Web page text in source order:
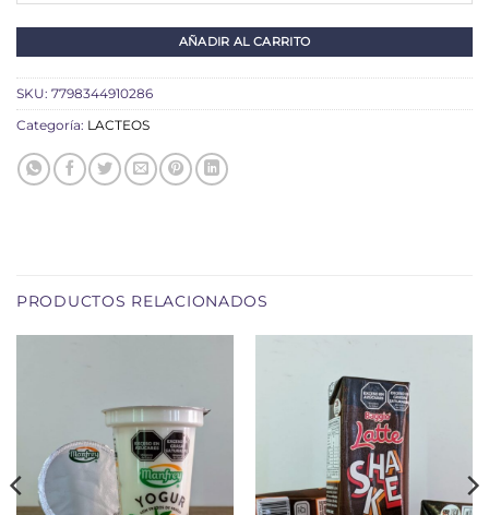
AÑADIR AL CARRITO
SKU: 7798344910286
Categoría: LACTEOS
PRODUCTOS RELACIONADOS